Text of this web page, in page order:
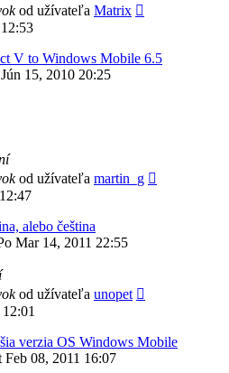
od užívateľa Matrix
V to Windows Mobile 6.5
15, 2010 20:25
od užívateľa martin_g
alebo čeština
Mar 14, 2011 22:55
od užívateľa unopet
verzia OS Windows Mobile
Feb 08, 2011 16:07